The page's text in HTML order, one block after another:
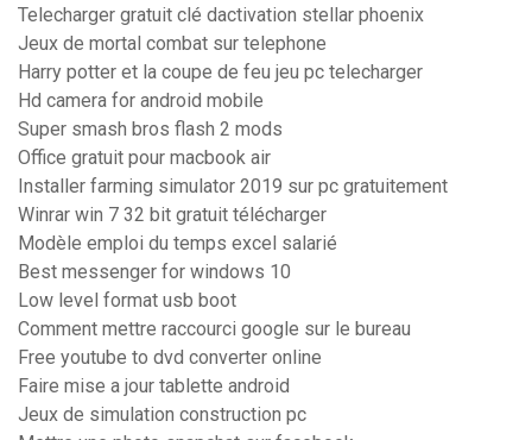
Telecharger gratuit clé dactivation stellar phoenix
Jeux de mortal combat sur telephone
Harry potter et la coupe de feu jeu pc telecharger
Hd camera for android mobile
Super smash bros flash 2 mods
Office gratuit pour macbook air
Installer farming simulator 2019 sur pc gratuitement
Winrar win 7 32 bit gratuit télécharger
Modèle emploi du temps excel salarié
Best messenger for windows 10
Low level format usb boot
Comment mettre raccourci google sur le bureau
Free youtube to dvd converter online
Faire mise a jour tablette android
Jeux de simulation construction pc